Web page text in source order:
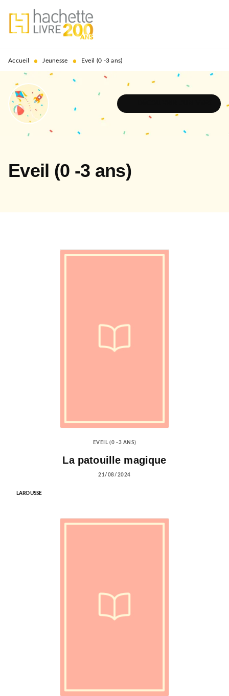
MENU RECHERCHE
PIED DE PAGE
Accueil • Jeunesse • Eveil (0 -3 ans)
Eveil (0 -3 ans)
EVEIL (0 -3 ANS)
La patouille magique
21/08/2024
LAROUSSE